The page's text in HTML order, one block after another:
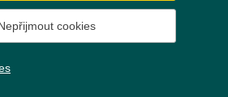
cookies